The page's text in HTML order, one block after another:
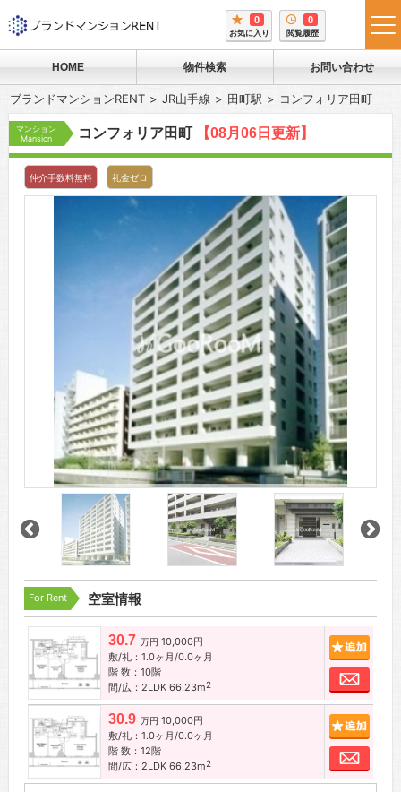
0
お気に入り
0
閲覧履歴
HOME 物件検索 お問い合わせ
ブランドマンションRENT JR山手線 田町駅 コンフォリア田町
マンション
Mansion
コンフォリア田町 【08月06日更新】
仲介手数料無料 礼金ゼロ
For Rent 空室情報
30.7 万円 10,000円
敷/礼：1.0ヶ月/0.0ヶ月
階 数：10階
間/広：2LDK 66.23m2
お問
30.9 万円 10,000円
敷/礼：1.0ヶ月/0.0ヶ月
階 数：12階
間/広：2LDK 66.23m2
お問